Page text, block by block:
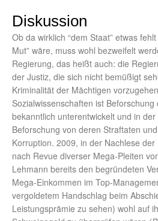
Diskussion
Ob da wirklich “dem Staat” etwas
Mut” wäre, muss wohl bezweifelt
Regierung, das heißt auch: die
der Justiz, die sich nicht bemüßigt
Kriminalität der Mächtigen
Sozialwissenschaften ist
bekanntlich unterentwickelt und in
Beforschung von deren Straftaten
Korruption. 2009, in der Nachlese
nach Revue diverser Mega-Pleiten
Lehmann bereits den begründeten
Mega-Einkommen im Top-
vergoldetem Handschlag beim
Leistungsprämie zu sehen) wohl auf